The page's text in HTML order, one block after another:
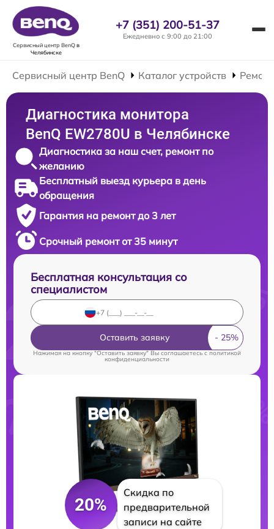
Сервисный центр BenQв
Челябинске
+7 (351) 200-51-37
Ежедневно с 9:00 до 21:00
Сервисный центр BenQ Каталог устройств
Диагностика монитора
BenQ EW2780U в Челябинске
Диагностика за наш счет, ремонт по
желанию
Бесплатный выезд курьера в день
обращения
Гарантия на ремонт до 3 лет
Срочный ремонт от 35 минут
Бесплатная консультация со
специалистом
Оставить заявку
Нажимая на кнопку "Оставить заявку" Вы соглашаетесь cполитикой
конфиденциальности
20%
Скидка по
предварительной
записи на сайте